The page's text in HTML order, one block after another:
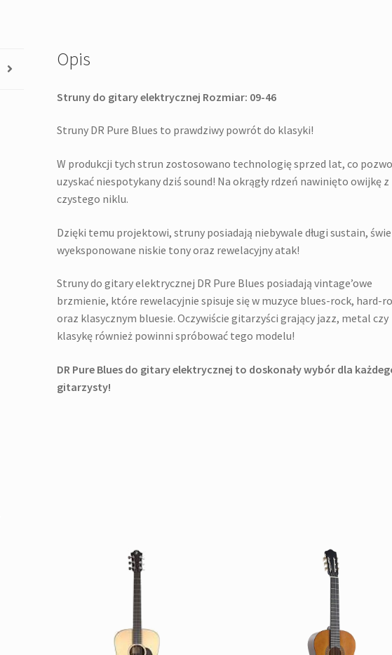
Opis
Struny do gitary elektrycznej Rozmiar: 09-46
Struny DR Pure Blues to prawdziwy powrót do klasyki!
W produkcji tych strun zostosowano technologię sprzed lat, co
uzyskać niespotykany dziś sound! Na okrągły rdzeń nawinięto owijkę z
czystego niklu.
Dzięki temu projektowi, struny posiadają niebywale długi sustain,
wyeksponowane niskie tony oraz rewelacyjny atak!
Struny do gitary elektrycznej DR Pure Blues posiadają vintage’owe
brzmienie, które rewelacyjnie spisuje się w muzyce blues-rock, hard-
oraz klasycznym bluesie. Oczywiście gitarzyści grający jazz, metal czy
klasykę również powinni spróbować tego modelu!
DR Pure Blues do gitary elektrycznej to doskonały wybór dla
gitarzysty!